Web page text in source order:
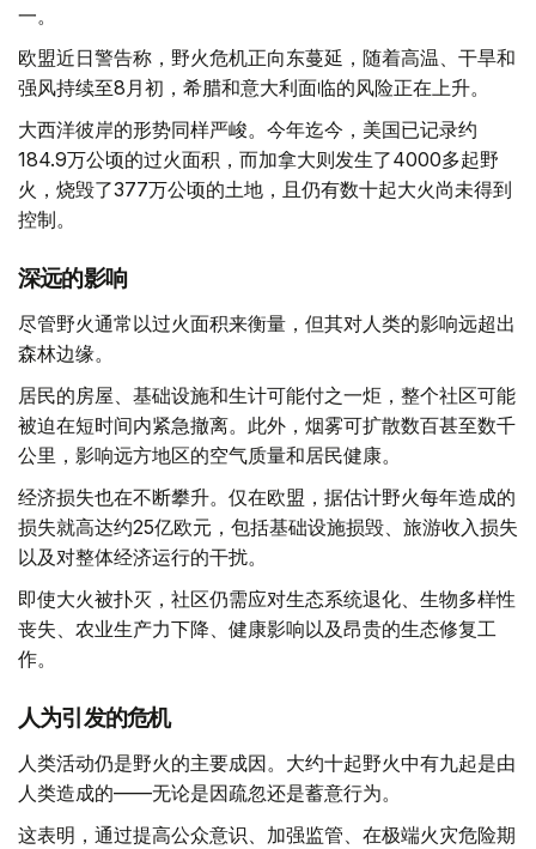
一。
欧盟近日警告称，野火危机正向东蔓延，随着高温、干旱和
强风持续至8月初，希腊和意大利面临的风险正在上升。
大西洋彼岸的形势同样严峻。今年迄今，美国已记录约
184.9万公顷的过火面积，而加拿大则发生了4000多起野
火，烧毁了377万公顷的土地，且仍有数十起大火尚未得到
控制。
深远的影响
尽管野火通常以过火面积来衡量，但其对人类的影响远超出
森林边缘。
居民的房屋、基础设施和生计可能付之一炬，整个社区可能
被迫在短时间内紧急撤离。此外，烟雾可扩散数百甚至数千
公里，影响远方地区的空气质量和居民健康。
经济损失也在不断攀升。仅在欧盟，据估计野火每年造成的
损失就高达约25亿欧元，包括基础设施损毁、旅游收入损失
以及对整体经济运行的干扰。
即使大火被扑灭，社区仍需应对生态系统退化、生物多样性
丧失、农业生产力下降、健康影响以及昂贵的生态修复工
作。
人为引发的危机
人类活动仍是野火的主要成因。大约十起野火中有九起是由
人类造成的——无论是因疏忽还是蓄意行为。
这表明，通过提高公众意识、加强监管、在极端火灾危险期